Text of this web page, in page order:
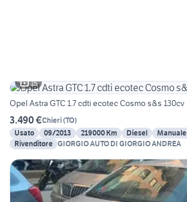
15
Opel Astra GTC 1.7 cdti ecotec Cosmo s&s 130cv
3.490 €Chieri(TO)
Usato
09/2013 219000 Km Diesel Manuale
Rivenditore GIORGIO AUTO DI GIORGIO ANDREA